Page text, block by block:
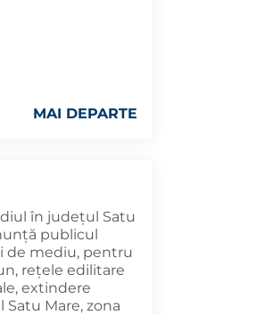
MAI DEPARTE
în județul Satu
publicul
de mediu, pentru
rețele edilitare
extindere
Mare, zona